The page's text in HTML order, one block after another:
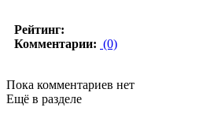
Рейтинг:
Комментарии: (0)
Пока комментариев нет
Ещё в разделе